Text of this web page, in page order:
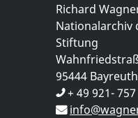
Richard
Nationalarchiv
Stiftung
95444 Bayreuth
+ 49 921-